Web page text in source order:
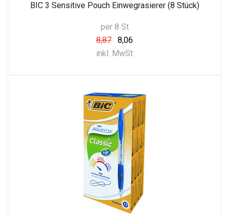
BIC 3 Sensitive Pouch Einwegrasierer (8 Stück)
per 8 St
8,87
8,06
inkl. MwSt